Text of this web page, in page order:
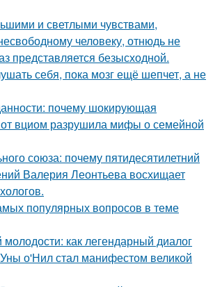
и светлыми чувствами,
человеку, отнюдь не
представляется безысходной.
себя, пока мозг ещё шепчет, а не
почему шокирующая
от вциом разрушила мифы о семейной
союза: почему пятидесятилетний
Валерия Леонтьева восхищает
популярных вопросов в теме
молодости: как легендарный диалог
о'Нил стал манифестом великой